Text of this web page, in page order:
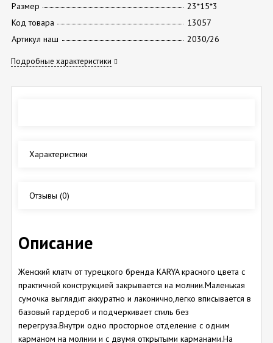
Размер
23*15*3
Код товара
13057
Артикул наш
2030/26
Подробные характеристики
Характеристики
Отзывы (0)
Описание
Женский клатч от турецкого бренда KARYA красного цвета с
практичной конструкцией закрывается на молнии.Маленькая
сумочка выглядит аккуратно и лаконично,легко вписывается в
базовый гардероб и подчеркивает стиль без
перегруза.Внутри одно просторное отделение с одним
карманом на молнии и с двумя открытыми карманами.На